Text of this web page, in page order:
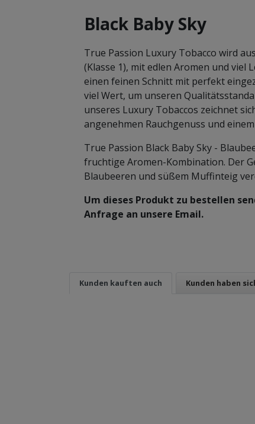
Black Baby Sky
True Passion Luxury Tobacco wird
(Klasse 1), mit edlen Aromen und viel
einen feinen Schnitt mit perfekt
viel Wert, um unseren
unseres Luxury Tobaccos zeichnet
angenehmen Rauchgenuss und
True Passion Black Baby Sky -
fruchtige Aromen-Kombination. Der
Blaubeeren und süßem Muffinteig
Um dieses Produkt zu bestellen
Anfrage an unsere Email.
Kunden kauften auch Kunden haben